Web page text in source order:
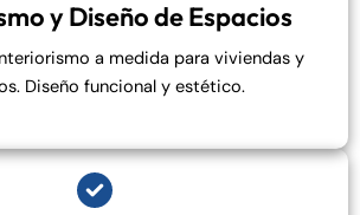
y Diseño de Espacios
a medida para viviendas y
Diseño funcional y estético.